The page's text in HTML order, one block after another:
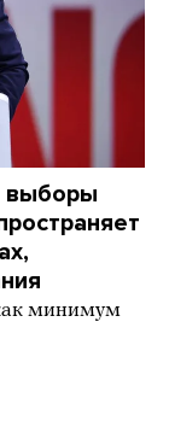
выборы
минимум